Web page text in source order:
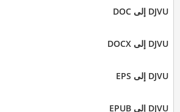
DJVU إلى DOC
DJVU إلى DOCX
DJVU إلى EPS
DJVU إلى EPUB